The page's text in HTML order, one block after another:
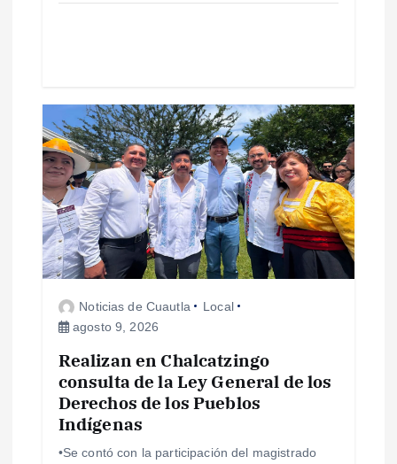
Noticias de Cuautla
Local
agosto 9, 2026
Realizan en Chalcatzingo
consulta de la Ley General de los
Derechos de los Pueblos
Indígenas
•Se contó con la participación del magistrado